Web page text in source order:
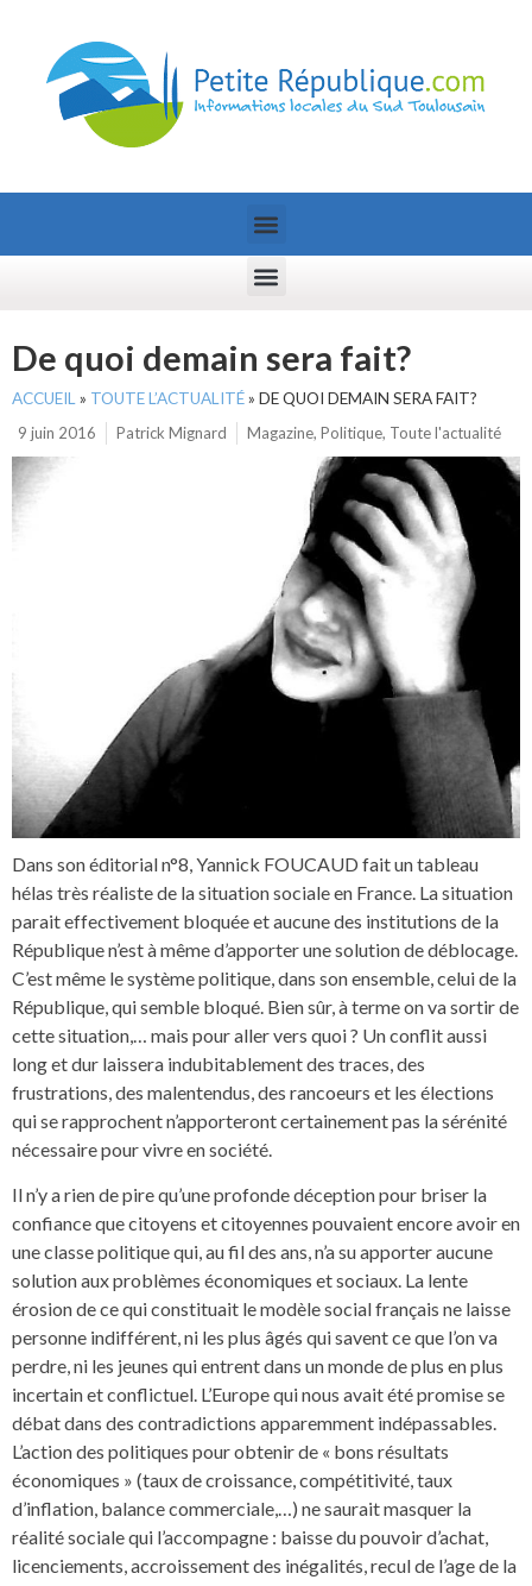
De quoi demain sera fait?
ACCUEIL » TOUTE L’ACTUALITÉ» DE QUOI DEMAIN SERA FAIT?
9 juin 2016
Patrick Mignard Magazine, Politique, Toute l'actualité
Dans son éditorial n°8, Yannick FOUCAUD fait un tableau
hélas très réaliste de la situation sociale en France. La situation
parait effectivement bloquée et aucune des institutions de la
République n’est à même d’apporter une solution de déblocage.
C’est même le système politique, dans son ensemble, celui de la
République, qui semble bloqué. Bien sûr, à terme on va sortir de
cette situation,… mais pour aller vers quoi ? Un conflit aussi
long et dur laissera indubitablement des traces, des
frustrations, des malentendus, des rancoeurs et les élections
qui se rapprochent n’apporteront certainement pas la sérénité
nécessaire pour vivre en société.
Il n’y a rien de pire qu’une profonde déception pour briser la
confiance que citoyens et citoyennes pouvaient encore avoir en
une classe politique qui, au fil des ans, n’a su apporter aucune
solution aux problèmes économiques et sociaux. La lente
érosion de ce qui constituait le modèle social français ne laisse
personne indifférent, ni les plus âgés qui savent ce que l’on va
perdre, ni les jeunes qui entrent dans un monde de plus en plus
incertain et conflictuel. L’Europe qui nous avait été promise se
débat dans des contradictions apparemment indépassables.
L’action des politiques pour obtenir de « bons résultats
économiques » (taux de croissance, compétitivité, taux
d’inflation, balance commerciale,…) ne saurait masquer la
réalité sociale qui l’accompagne : baisse du pouvoir d’achat,
licenciements, accroissement des inégalités, recul de l’age de la